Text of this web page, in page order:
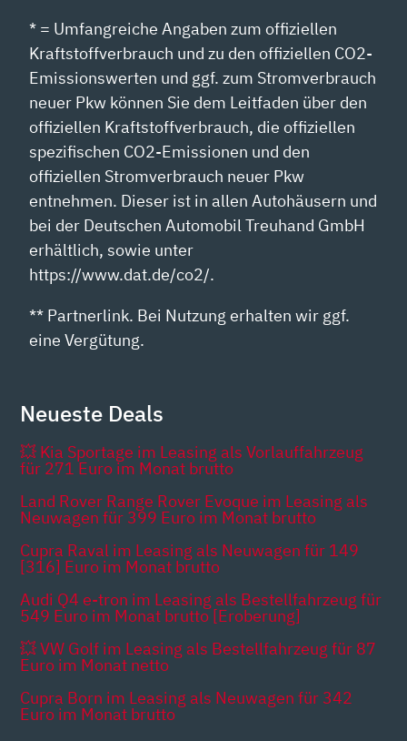
* = Umfangreiche Angaben zum offiziellen
Kraftstoffverbrauch und zu den offiziellen CO2-
Emissionswerten und ggf. zum Stromverbrauch
neuer Pkw können Sie dem Leitfaden über den
offiziellen Kraftstoffverbrauch, die offiziellen
spezifischen CO2-Emissionen und den
offiziellen Stromverbrauch neuer Pkw
entnehmen. Dieser ist in allen Autohäusern und
bei der Deutschen Automobil Treuhand GmbH
erhältlich, sowie unter
https://www.dat.de/co2/.
** Partnerlink. Bei Nutzung erhalten wir ggf.
eine Vergütung.
Neueste Deals
💥 Kia Sportage im Leasing als Vorlauffahrzeug
für 271 Euro im Monat brutto
Land Rover Range Rover Evoque im Leasing als
Neuwagen für 399 Euro im Monat brutto
Cupra Raval im Leasing als Neuwagen für 149
[316] Euro im Monat brutto
Audi Q4 e-tron im Leasing als Bestellfahrzeug für
549 Euro im Monat brutto [Eroberung]
💥 VW Golf im Leasing als Bestellfahrzeug für 87
Euro im Monat netto
Cupra Born im Leasing als Neuwagen für 342
Euro im Monat brutto